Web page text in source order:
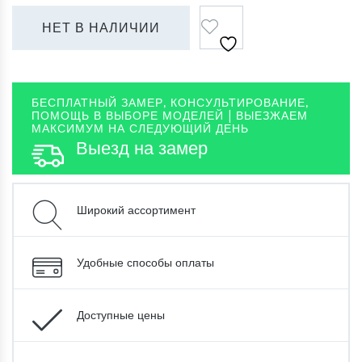
НЕТ В НАЛИЧИИ
БЕСПЛАТНЫЙ ЗАМЕР, КОНСУЛЬТИРОВАНИЕ,
ПОМОЩЬ В ВЫБОРЕ МОДЕЛЕЙ | ВЫЕЗЖАЕМ
МАКСИМУМ НА СЛЕДУЮЩИЙ ДЕНЬ
Выезд на замер
Широкий ассортимент
Удобные способы оплаты
Доступные цены